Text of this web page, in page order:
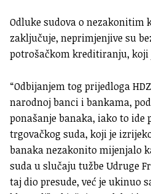
Odluke sudova o nezakonitim
zaključuje, neprimjenjive su
potrošačkom kreditiranju, koji
“Odbijanjem tog prijedloga
narodnoj banci i bankama,
ponašanje banaka, iako to ide
trgovačkog suda, koji je
banaka nezakonito mijenjalo
suda u slučaju tužbe Udruge
taj dio presude, već je ukinuo